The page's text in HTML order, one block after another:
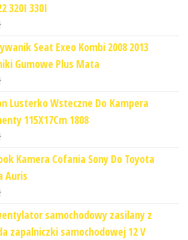
320I 330I
Seat Exeo Kombi 2008 2013
Gumowe Plus Mata
Lusterko Wsteczne Do Kampera
115X17Cm 1808
Kamera Cofania Sony Do Toyota
Auris
samochodowy zasilany z
zapalniczki samochodowej 12 V